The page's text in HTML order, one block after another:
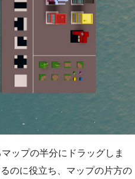
ップの半分にドラッグしま
のに役立ち、マップの片方の